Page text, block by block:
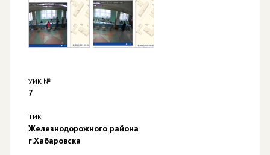
УИК №
7
ТИК
Железнодорожного района
г.Хабаровска